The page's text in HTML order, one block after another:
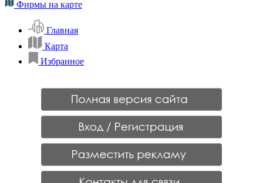
Фирмы на карте
Главная
Карта
Избранное